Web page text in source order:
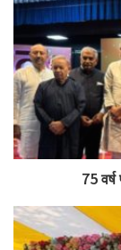
इस कार्यक्रम में
इफको के अध्यक्ष
समारोह में मौजूद थे।
अपने संबोधन में अमित
सहकारी संस्थाओं की
के आधुनिकीकरण की
संस्थाओं ने देश में
इफको अधिकारियों ने
75